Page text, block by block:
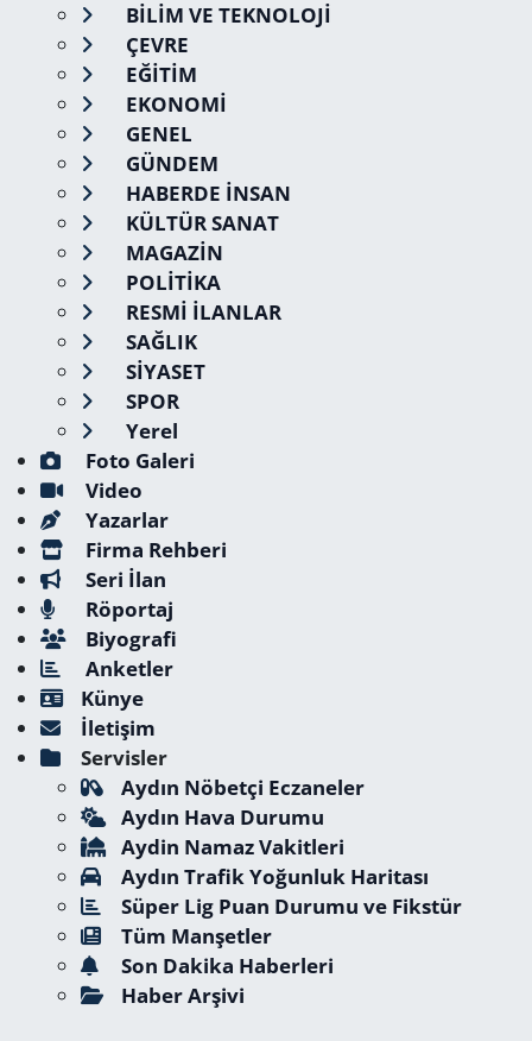
BİLİM VE TEKNOLOJİ
ÇEVRE
EĞİTİM
EKONOMİ
GENEL
GÜNDEM
HABERDE İNSAN
KÜLTÜR SANAT
MAGAZİN
POLİTİKA
RESMİ İLANLAR
SAĞLIK
SİYASET
SPOR
Yerel
Foto Galeri
Video
Yazarlar
Firma Rehberi
Seri İlan
Röportaj
Biyografi
Anketler
Künye
İletişim
Servisler
Aydın Nöbetçi Eczaneler
Aydın Hava Durumu
Aydin Namaz Vakitleri
Aydın Trafik Yoğunluk Haritası
Süper Lig Puan Durumu ve Fikstür
Tüm Manşetler
Son Dakika Haberleri
Haber Arşivi